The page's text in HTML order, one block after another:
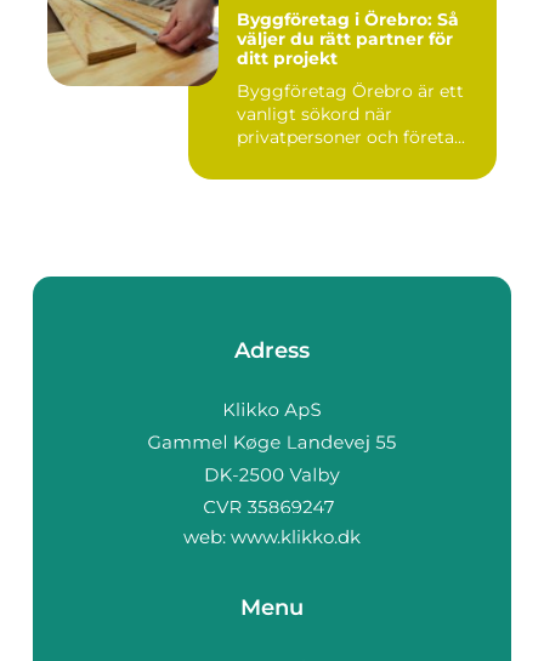
Byggföretag i Örebro: Så
väljer du rätt partner för
ditt projekt
Byggföretag Örebro är ett
vanligt sökord när
privatpersoner och företa...
Adress
web: www.klikko.dk
Menu